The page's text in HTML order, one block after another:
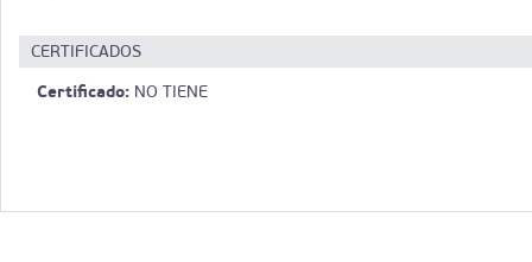
CERTIFICADOS
Certificado: NO TIENE